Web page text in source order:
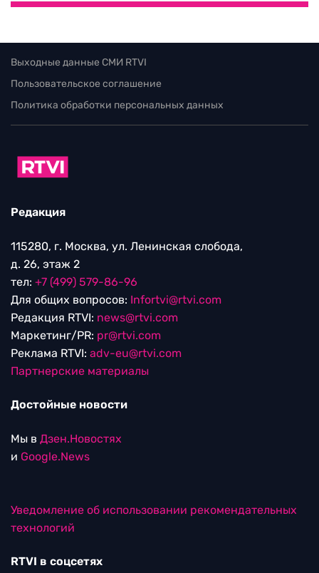
Выходные данные СМИ RTVI
Пользовательское соглашение
Политика обработки персональных данных
Редакция
115280, г. Москва, ул. Ленинская слобода,
д. 26, этаж 2
тел: +7 (499) 579-86-96
Для общих вопросов: Infortvi@rtvi.com
Редакция RTVI: news@rtvi.com
Маркетинг/PR: pr@rtvi.com
Реклама RTVI: adv-eu@rtvi.com
Партнерские материалы
Достойные новости
Мы в Дзен.Новостях
и Google.News
Уведомление об использовании рекомендательных
технологий
RTVI в соцсетях